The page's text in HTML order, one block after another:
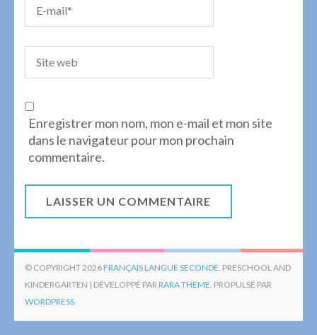
Enregistrer mon nom, mon e-mail et mon site
dans le navigateur pour mon prochain
commentaire.
© COPYRIGHT 2026FRANÇAIS LANGUE SECONDE. PRESCHOOL AND
KINDERGARTEN | DÉVELOPPÉ PARRARA THEME. PROPULSÉ PAR
WORDPRESS.